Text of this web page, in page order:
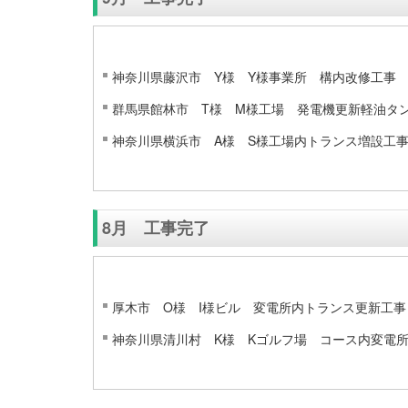
神奈川県藤沢市 Y様 Y様事業所 構内改修工事
群馬県館林市 T様 M様工場 発電機更新軽油タ
神奈川県横浜市 A様 S様工場内トランス増設工事
8月 工事完了
厚木市 O様 I様ビル 変電所内トランス更新工事
神奈川県清川村 K様 Kゴルフ場 コース内変電